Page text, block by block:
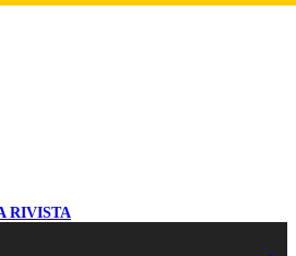
RIVISTA